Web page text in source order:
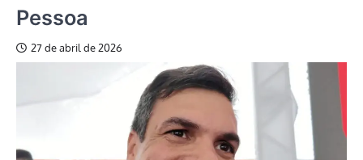
Pessoa
27 de abril de 2026